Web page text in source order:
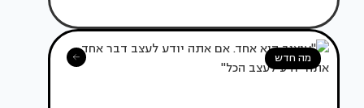
מה חדש